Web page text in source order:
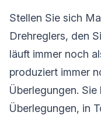
Stellen Sie sich
Drehreglers, den
läuft immer noch
produziert immer
Überlegungen.
Überlegungen, in